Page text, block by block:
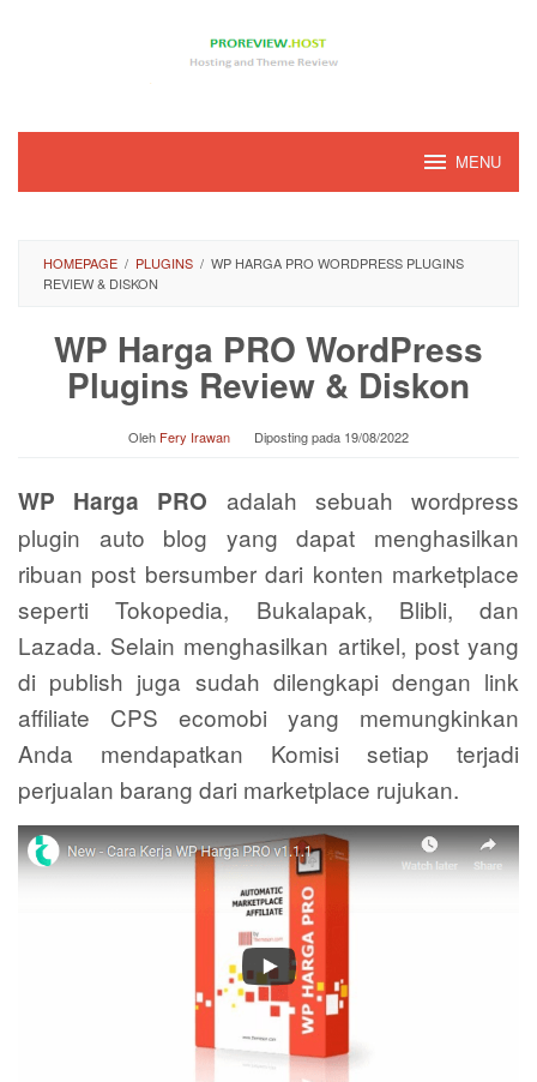
MENU
HOMEPAGE / PLUGINS / WP HARGA PRO WORDPRESS PLUGINS
REVIEW & DISKON
WP Harga PRO WordPress
Plugins Review & Diskon
Oleh Fery Irawan Diposting pada 19/08/2022
WP Harga PRO adalah sebuah wordpress
plugin auto blog yang dapat menghasilkan
ribuan post bersumber dari konten marketplace
seperti Tokopedia, Bukalapak, Blibli, dan
Lazada. Selain menghasilkan artikel, post yang
di publish juga sudah dilengkapi dengan link
affiliate CPS ecomobi yang memungkinkan
Anda mendapatkan Komisi setiap terjadi
perjualan barang dari marketplace rujukan.